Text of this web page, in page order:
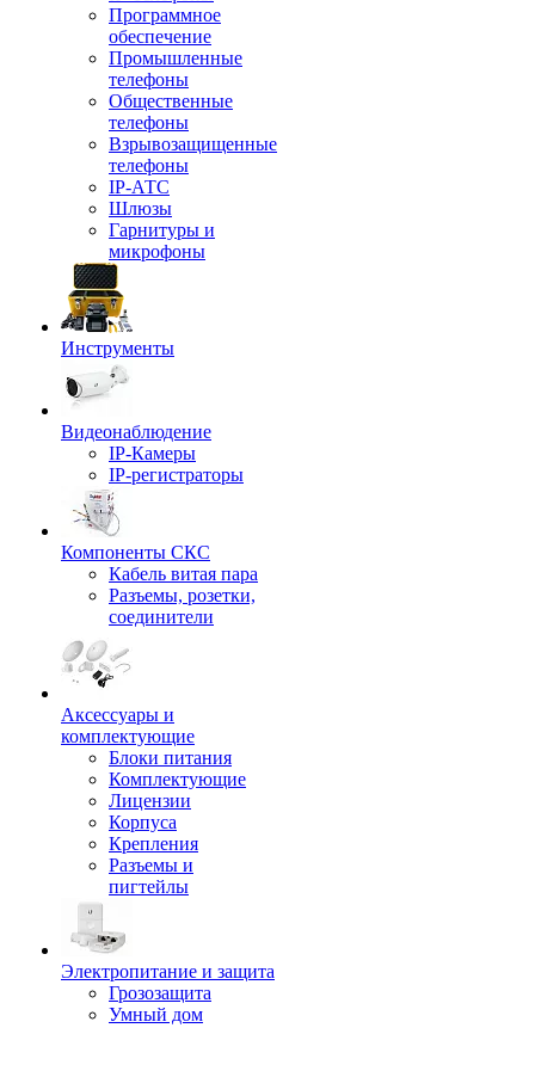
Программное
обеспечение
Промышленные
телефоны
Общественные
телефоны
Взрывозащищенные
телефоны
IP-АТС
Шлюзы
Гарнитуры и
микрофоны
Инструменты
Видеонаблюдение
IP-Камеры
IP-регистраторы
Компоненты СКС
Кабель витая пара
Разъемы, розетки,
соединители
Аксессуары и
комплектующие
Блоки питания
Комплектующие
Лицензии
Корпуса
Крепления
Разъемы и
пигтейлы
Электропитание и защита
Грозозащита
Умный дом